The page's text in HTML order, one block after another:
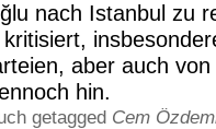
nach Istanbul zu
aber auch von
hin.
getagged Cem